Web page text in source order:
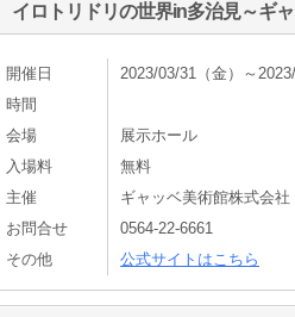
イロトリドリの世界in多治見～ギ
開催日
2023/03/31（金）～2023/
時間
会場
展示ホール
入場料
無料
主催
ギャッベ美術館株式会社
お問合せ
0564-22-6661
その他
公式サイトはこちら